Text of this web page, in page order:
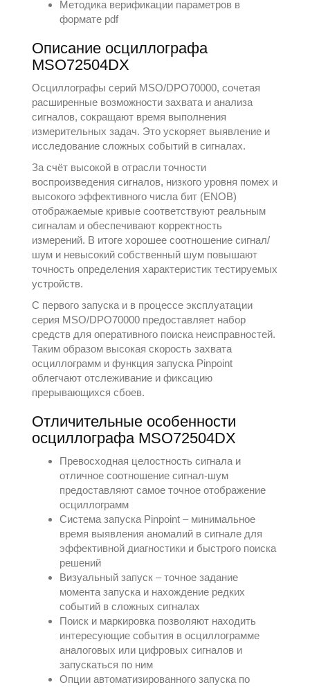
Методика верификации параметров в
формате pdf
Описание осциллографа
MSO72504DX
Осциллографы серий MSO/DPO70000, сочетая
расширенные возможности захвата и анализа
сигналов, сокращают время выполнения
измерительных задач. Это ускоряет выявление и
исследование сложных событий в сигналах.
За счёт высокой в отрасли точности
воспроизведения сигналов, низкого уровня помех и
высокого эффективного числа бит (ENOB)
отображаемые кривые соответствуют реальным
сигналам и обеспечивают корректность
измерений. В итоге хорошее соотношение сигнал/
шум и невысокий собственный шум повышают
точность определения характеристик тестируемых
устройств.
С первого запуска и в процессе эксплуатации
серия MSO/DPO70000 предоставляет набор
средств для оперативного поиска неисправностей.
Таким образом высокая скорость захвата
осциллограмм и функция запуска Pinpoint
облегчают отслеживание и фиксацию
прерывающихся сбоев.
Отличительные особенности
осциллографа MSO72504DX
Превосходная целостность сигнала и
отличное соотношение сигнал-шум
предоставляют самое точное отображение
осциллограмм
Система запуска Pinpoint – минимальное
время выявления аномалий в сигнале для
эффективной диагностики и быстрого поиска
решений
Визуальный запуск – точное задание
момента запуска и нахождение редких
событий в сложных сигналах
Поиск и маркировка позволяют находить
интересующие события в осциллограмме
аналоговых или цифровых сигналов и
запускаться по ним
Опции автоматизированного запуска по